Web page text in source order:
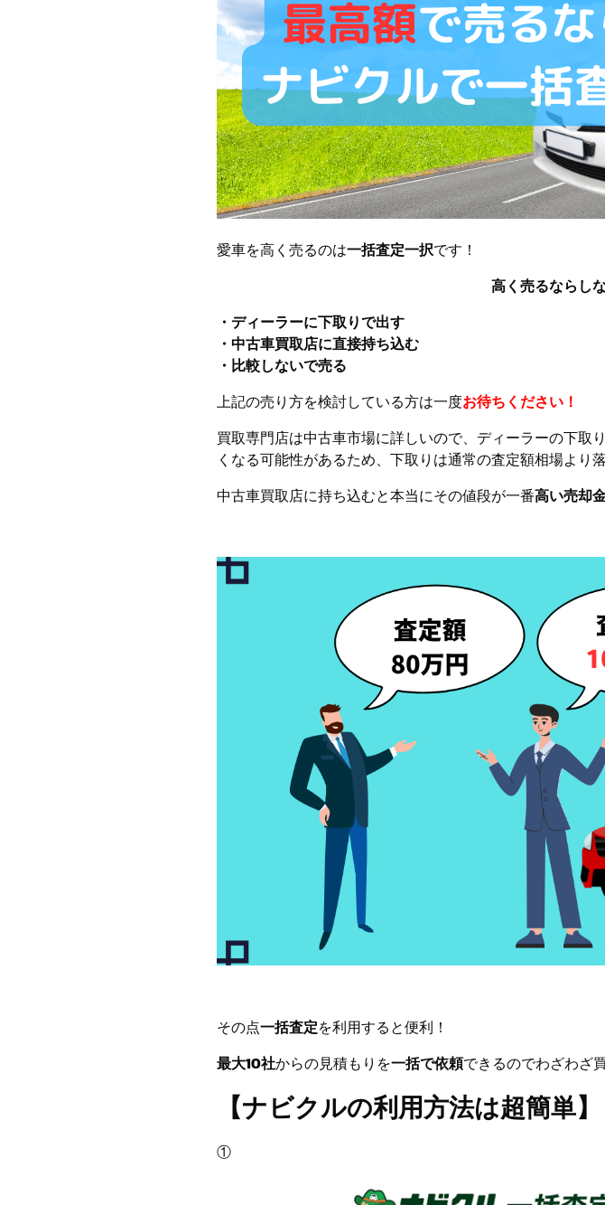
愛車を高く売るのは一括査定一択です！
高く売るならし
・ディーラーに下取りで出す
・中古車買取店に直接持ち込む
・比較しないで売る
上記の売り方を検討している方は一度お待ちください！
買取専門店は中古車市場に詳しいので、ディーラーの下
くなる可能性があるため、下取りは通常の査定額相場より
中古車買取店に持ち込むと本当にその値段が一番高い売却
その点一括査定を利用すると便利！
最大10社からの見積もりを一括で依頼できるのでわざわざ
【ナビクルの利用方法は超簡単】
①